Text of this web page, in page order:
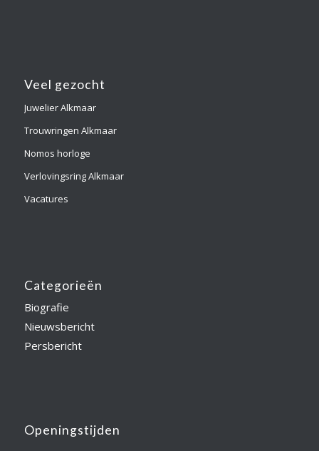
Veel gezocht
Juwelier Alkmaar
Trouwringen Alkmaar
Nomos horloge
Verlovingsring Alkmaar
Vacatures
Categorieën
Biografie
Nieuwsbericht
Persbericht
Openingstijden